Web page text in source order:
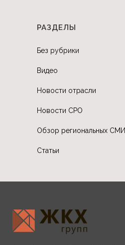
РАЗДЕЛЫ
Без рубрики
Видео
Новости отрасли
Новости СРО
Обзор региональных СМИ
Статьи